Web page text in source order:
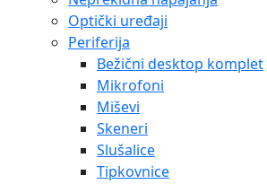
Optički uređaji
Periferija
Bežični desktop komplet
Mikrofoni
Miševi
Skeneri
Slušalice
Tipkovnice